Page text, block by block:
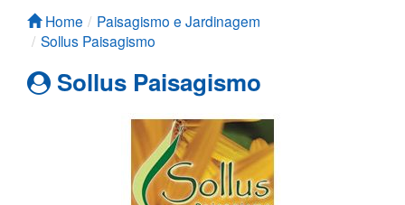
Home
Paisagismo e Jardinagem
Sollus Paisagismo
Sollus Paisagismo